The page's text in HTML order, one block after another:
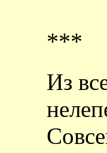
***
Из